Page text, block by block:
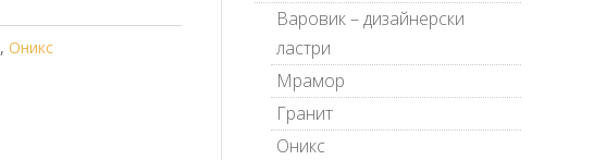
,Оникс
Варовик – дизайнерски
ластри
Мрамор
Гранит
Оникс